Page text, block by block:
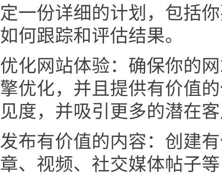
定一份详细的计划，包括
如何跟踪和评估结果。
优化网站体验：确保你的
擎优化，并且提供有价值
见度，并吸引更多的潜在
发布有价值的内容：创建
章、视频、社交媒体帖子